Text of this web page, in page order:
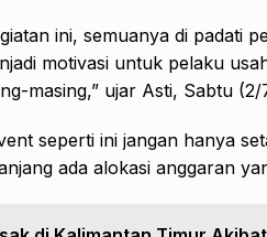
ini, semuanya di padati
motivasi untuk pelaku
masing,” ujar Asti, Sabtu
seperti ini jangan hanya
ada alokasi anggaran